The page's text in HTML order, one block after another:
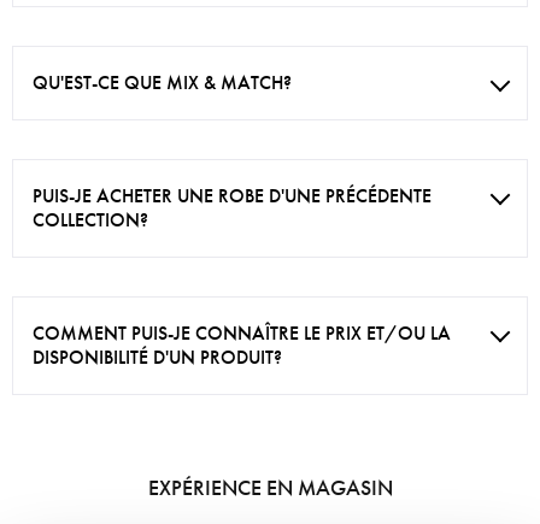
QU'EST-CE QUE MIX & MATCH?
PUIS-JE ACHETER UNE ROBE D'UNE PRÉCÉDENTE
COLLECTION?
COMMENT PUIS-JE CONNAÎTRE LE PRIX ET/OU LA
DISPONIBILITÉ D'UN PRODUIT?
EXPÉRIENCE EN MAGASIN